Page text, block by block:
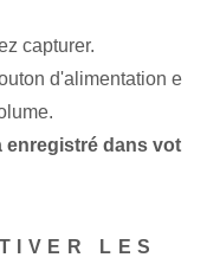
capturer.
d'alimentation e
enregistré dans vot
LES